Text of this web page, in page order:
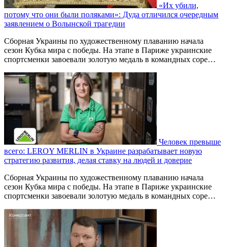
«Их убили,
потому что они были поляками»: Дуда отличился очередным
заявлением о Волынской трагедии
Сборная Украины по художественному плаванию начала
сезон Кубка мира с победы. На этапе в Париже украинские
спортсменки завоевали золотую медаль в командных соре…
Человек превыше
всего: LEROY MERLIN в Украине разрабатывает новую
стратегию развития, делая ставку на людей и доверие
Сборная Украины по художественному плаванию начала
сезон Кубка мира с победы. На этапе в Париже украинские
спортсменки завоевали золотую медаль в командных соре…